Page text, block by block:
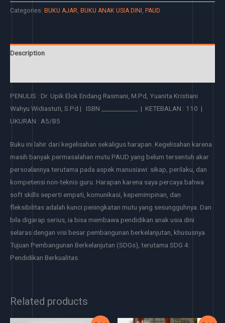
Categories: BUKU AJAR, BUKU ANAK USIA DINI, PAUD
Description
PENULIS : Dr. Upik Elok Endang Rasmani, M.Pd, Yuanita Kristiani
Wahyu Widiastuti, S.Pd | ISBN ____________ | KETEBALAN : 110 |
UKURAN : A5/B5
Buku ini lahir dari kegelisahan sekaligus harapan. Kegelisahan karena
masih banyak permasalahan mutu PAUD yang belum tersentuh akar
persoalannya terutama pada aspek manusiawi: sikap, perilaku, dan
kompetensi non-teknis guru. Harapan karena saya percaya bahwa
soft skills seperti empati, komunikasi, kepemimpinan, dan
fleksibilitas adalah kunci peningkatan mutu yang sesungguhnya. Dan
bila digarap serius, ia bisa membawa pendidikan anak usia dini
selaras dengan visi besar pembangunan berkelanjutan, khususnya
Tujuan Pembangunan Berkelanjutan (SDGs), terutama SDG 4:
Pendidikan Berkualitas.
Related products